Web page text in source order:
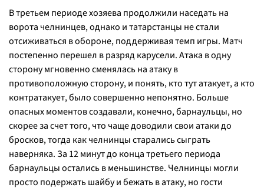
В третьем периоде хозяева продолжили наседать на
ворота челнинцев, однако и татарстанцы не стали
отсиживаться в обороне, поддерживая темп игры. Матч
постепенно перешел в разряд карусели. Атака в одну
сторону мгновенно сменялась на атаку в
противоположную сторону, и понять, кто тут атакует, а кто
контратакует, было совершенно непонятно. Больше
опасных моментов создавали, конечно, барнаульцы, но
скорее за счет того, что чаще доводили свои атаки до
бросков, тогда как челнинцы старались сыграть
наверняка. За 12 минут до конца третьего периода
барнаульцы остались в меньшинстве. Челнинцы могли
просто подержать шайбу и бежать в атаку, но гости